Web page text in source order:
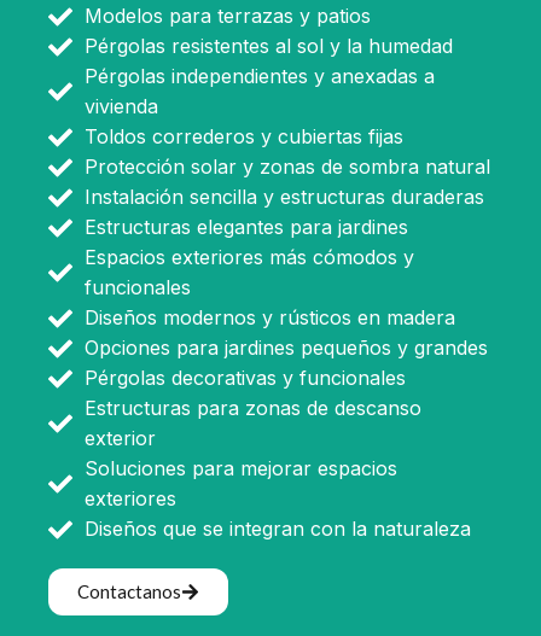
Modelos para terrazas y patios
Pérgolas resistentes al sol y la humedad
Pérgolas independientes y anexadas a
vivienda
Toldos correderos y cubiertas fijas
Protección solar y zonas de sombra natural
Instalación sencilla y estructuras duraderas
Estructuras elegantes para jardines
Espacios exteriores más cómodos y
funcionales
Diseños modernos y rústicos en madera
Opciones para jardines pequeños y grandes
Pérgolas decorativas y funcionales
Estructuras para zonas de descanso
exterior
Soluciones para mejorar espacios
exteriores
Diseños que se integran con la naturaleza
Contactanos